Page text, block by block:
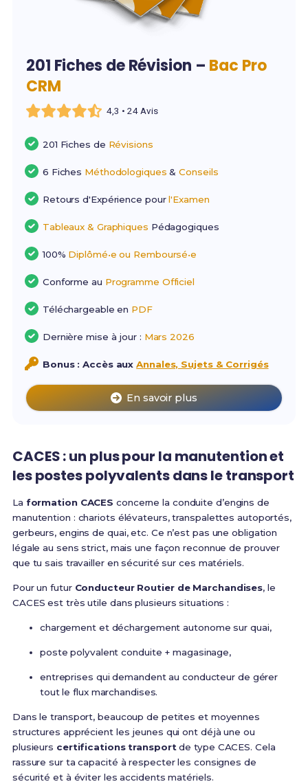
201 Fiches de Révision – Bac Pro
CRM
4,3 • 24 Avis
201 Fiches de Révisions
6 Fiches Méthodologiques &Conseils
Retours d'Expérience pourl'Examen
Tableaux & Graphiques Pédagogiques
100% Diplômé•e ou Remboursé•e
Conforme au Programme Officiel
Téléchargeable en PDF
Dernière mise à jour : Mars 2026
Bonus : Accès auxAnnales, Sujets & Corrigés
En savoir plus
CACES : un plus pour la manutention et
les postes polyvalents dans le transport
La formation CACES concerne la conduite d’engins de
manutention : chariots élévateurs, transpalettes autoportés,
gerbeurs, engins de quai, etc. Ce n’est pas une obligation
légale au sens strict, mais une façon reconnue de prouver
que tu sais travailler en sécurité sur ces matériels.
Pour un futur Conducteur Routier de Marchandises, le
CACES est très utile dans plusieurs situations :
chargement et déchargement autonome sur quai,
poste polyvalent conduite + magasinage,
entreprises qui demandent au conducteur de gérer
tout le flux marchandises.
Dans le transport, beaucoup de petites et moyennes
structures apprécient les jeunes qui ont déjà une ou
plusieurs certifications transportde type CACES. Cela
rassure sur ta capacité à respecter les consignes de
sécurité et à éviter les accidents matériels.